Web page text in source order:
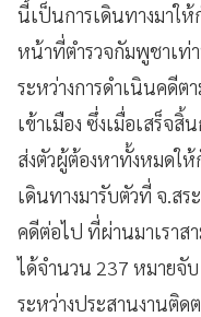
นี้เป็นการเดินทางมาใ
หน้าที่ตำรวจกัมพูชาเท่
ระหว่างการดำเนินคดี
เข้าเมือง ซึ่งเมื่อเสร็จ
ส่งตัวผู้ต้องหาทั้งหมดใ
เดินทางมารับตัวที่ จ.ส
คดีต่อไป ที่ผ่านมาเราส
ได้จำนวน 237 หมายจั
ระหว่างประสานงานติ